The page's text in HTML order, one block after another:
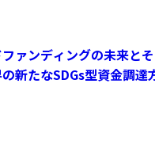
ァンディングの未来と
新たなSDGs型資金調達